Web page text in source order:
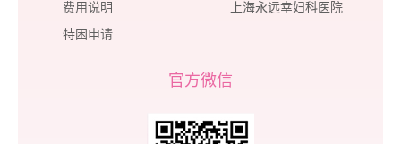
费用说明
特困申请
上海永远幸妇科医院
官方微信